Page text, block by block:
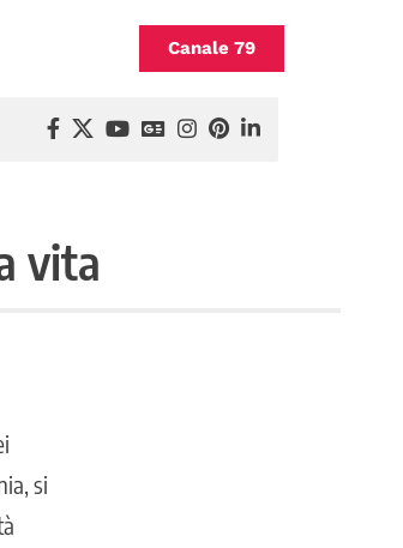
Canale 79
vita
si